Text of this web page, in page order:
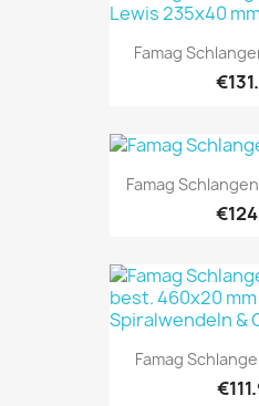
Famag
Famag
Famag